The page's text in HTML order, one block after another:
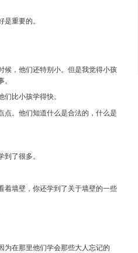
重要的。
，他们还特别小。但是我觉得小孩
比小孩学得快。
。他们知道什么是合法的，什么是
了很多。
墙壁，你还学到了关于墙壁的一些
在那里他们学会那些大人忘记的